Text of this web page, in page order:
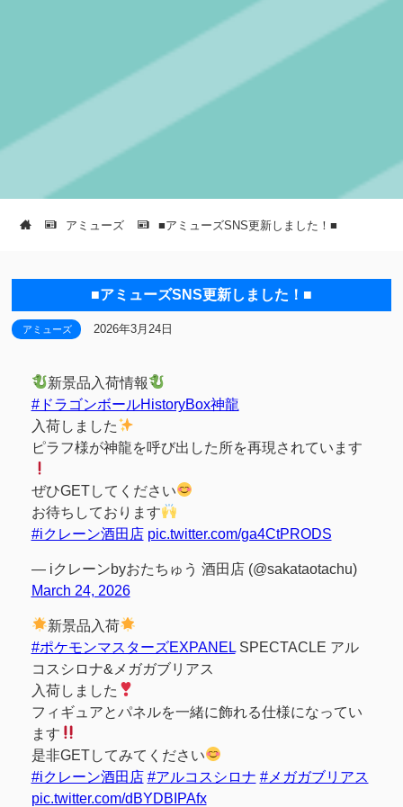
アミューズ ■アミューズSNS更新しました！■
■アミューズSNS更新しました！■
アミューズ 2026年3月24日
新景品入荷情報
#ドラゴンボールHistoryBox神龍
入荷しました
ピラフ様が神龍を呼び出した所を再現されています
ぜひGETしてください
お待ちしております
#iクレーン酒田店 pic.twitter.com/ga4CtPRODS
— iクレーンbyおたちゅう 酒田店 (@sakataotachu)
March 24, 2026
新景品入荷
#ポケモンマスターズEXPANELSPECTACLE アル
コスシロナ&メガガブリアス
入荷しました
フィギュアとパネルを一緒に飾れる仕様になってい
ます
是非GETしてみてください
#iクレーン酒田店 #アルコスシロナ #メガガブリアス
pic.twitter.com/dBYDBIPAfx